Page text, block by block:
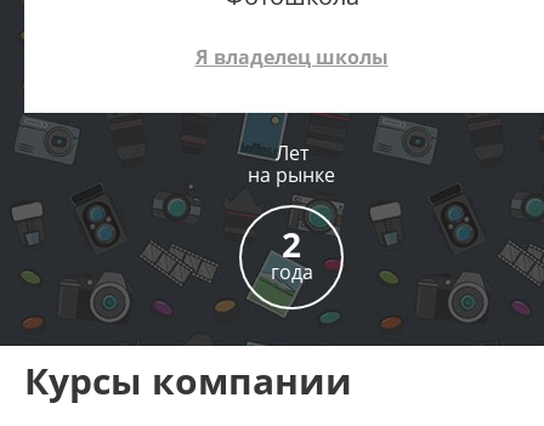
Я владелец школы
Лет
на рынке
2
года
Курсы компании